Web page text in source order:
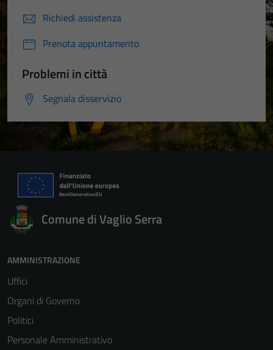
Richiedi assistenza
Prenota appuntamento
Problemi in città
Segnala disservizio
Comune di Vaglio Serra
AMMINISTRAZIONE
Uffici
Organi di Governo
Politici
Personale Amministrativo